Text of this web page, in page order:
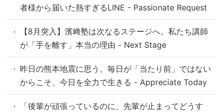
者様から届いた熱すぎるLINE - Passionate Request
【8月突入】濱﨑塾は次なるステージへ。私たち講師
が「手を離す」本当の理由 - Next Stage
昨日の熊本地震に思う。毎日が「当たり前」ではない
からこそ、今日を全力で生きる - Appreciate Today
「後輩が頑張っているのに、先輩が止まってどうす